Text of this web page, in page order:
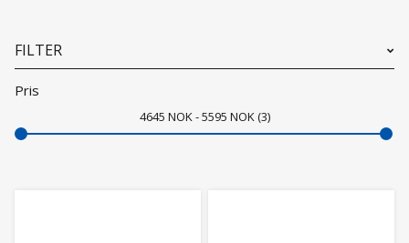
FILTER
Pris
4645 NOK 5595 NOK 3